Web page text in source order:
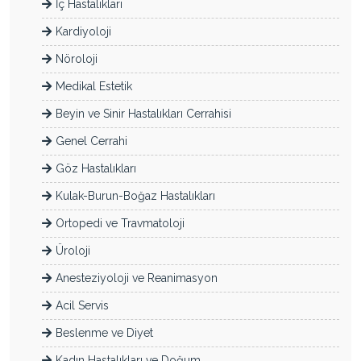
İç Hastalıkları
Kardiyoloji
Nöroloji
Medikal Estetik
Beyin ve Sinir Hastalıkları Cerrahisi
Genel Cerrahi
Göz Hastalıkları
Kulak-Burun-Boğaz Hastalıkları
Ortopedi ve Travmatoloji
Üroloji
Anesteziyoloji ve Reanimasyon
Acil Servis
Beslenme ve Diyet